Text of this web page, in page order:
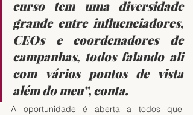
curso tem uma diversidade
grande entre influenciadores,
CEOs e coordenadores de
campanhas, todos falando ali
com vários pontos de vista
além do meu”, conta.
A oportunidade é aberta a todos que